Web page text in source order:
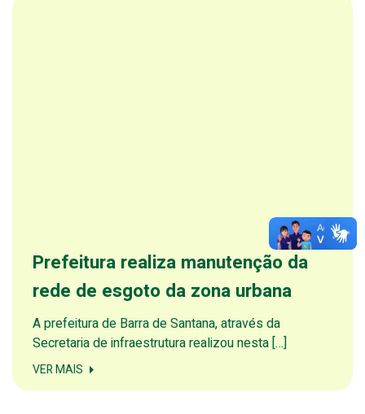
Prefeitura realiza manutenção da
rede de esgoto da zona urbana
A prefeitura de Barra de Santana, através da
Secretaria de infraestrutura realizou nesta […]
VER MAIS